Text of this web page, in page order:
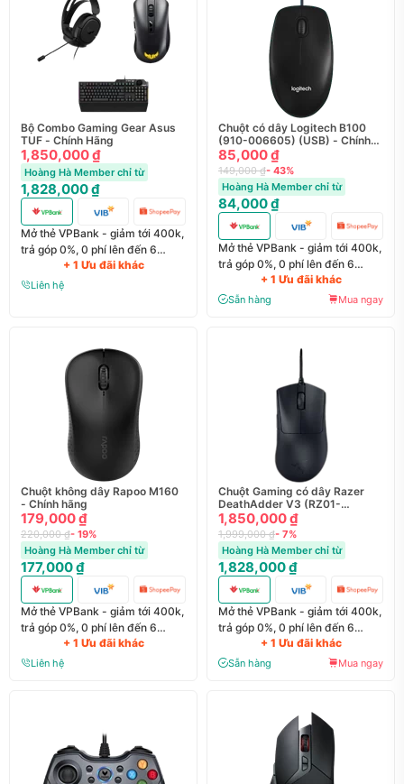
Bộ Combo Gaming Gear Asus
TUF - Chính Hãng
1,850,000 ₫
Hoàng Hà Member chỉ từ
1,828,000 ₫
Mở thẻ VPBank - giảm tới 400k,
trả góp 0%, 0 phí lên đến 6
+ 1 Ưu đãi khác
Liên hệ
Chuột có dây Logitech B100
(910-006605) (USB) - Chính
hãng
85,000 ₫
149,000 ₫- 43%
Hoàng Hà Member chỉ từ
84,000 ₫
Mở thẻ VPBank - giảm tới 400k,
trả góp 0%, 0 phí lên đến 6
+ 1 Ưu đãi khác
Sẵn hàng Mua ngay
Chuột không dây Rapoo M160
- Chính hãng
179,000 ₫
220,000 ₫- 19%
Hoàng Hà Member chỉ từ
177,000 ₫
Mở thẻ VPBank - giảm tới 400k,
trả góp 0%, 0 phí lên đến 6
+ 1 Ưu đãi khác
Liên hệ
Chuột Gaming có dây Razer
DeathAdder V3 (RZ01-
04640100-R3M1) - Chính hãng
1,850,000 ₫
1,999,000 ₫- 7%
Hoàng Hà Member chỉ từ
1,828,000 ₫
Mở thẻ VPBank - giảm tới 400k,
trả góp 0%, 0 phí lên đến 6
+ 1 Ưu đãi khác
Sẵn hàng Mua ngay